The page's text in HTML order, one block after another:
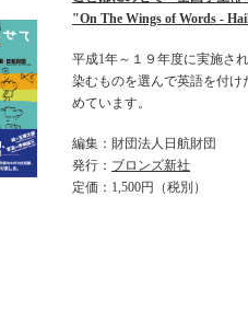
"On The Wings of Words -
平成1年～１９年度に実施さ
染むものを選んで英語を付
めています。
編集：財団法人日航財団
発行： ブロンズ新社
定価：1,500円（税別）